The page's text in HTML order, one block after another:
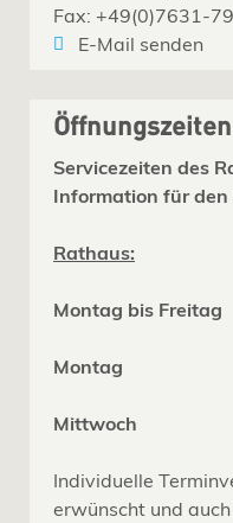
Fax: +49(0)7631-
E-Mail senden
Öffnungszeiten
Servicezeiten des
Information für
Rathaus:
Montag bis Freitag
Montag 14.00
Mittwoch
Individuelle
erwünscht und